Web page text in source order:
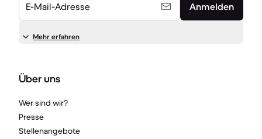
E-Mail-Adresse Anmelden
Mehr erfahren
Über uns
Wer sind wir?
Presse
Stellenangebote